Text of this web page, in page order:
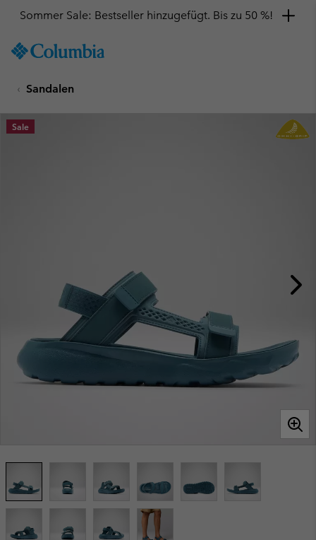
TO
SKIP
MAIN
NAV
Sommer Sale: Bestseller hinzugefügt. Bis zu 50 %!
Sandalen
Sale